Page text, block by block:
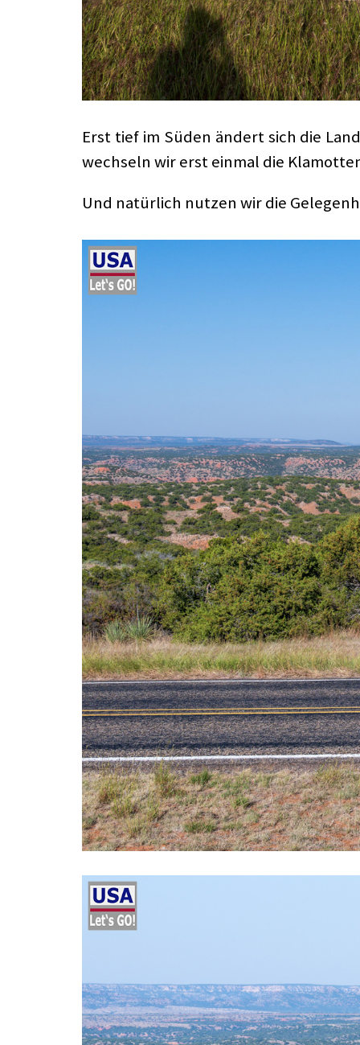
Erst tief im Süden ändert sich die
wechseln wir erst einmal die
Und natürlich nutzen wir die